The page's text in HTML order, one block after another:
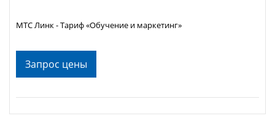
Запрос цены
МТС Линк - Тариф «Обучение и маркетинг»